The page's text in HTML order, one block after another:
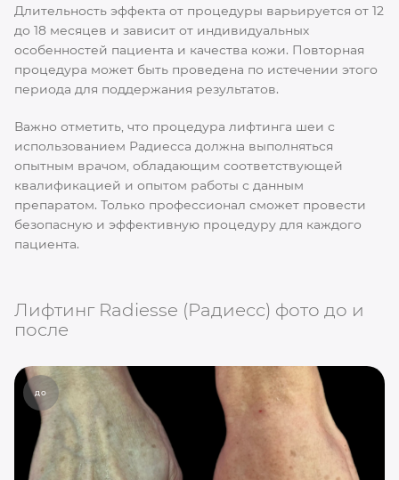
Длительность эффекта от процедуры варьируется от 12
до 18 месяцев и зависит от индивидуальных
особенностей пациента и качества кожи. Повторная
процедура может быть проведена по истечении этого
периода для поддержания результатов.
Важно отметить, что процедура лифтинга шеи с
использованием Радиесса должна выполняться
опытным врачом, обладающим соответствующей
квалификацией и опытом работы с данным
препаратом. Только профессионал сможет провести
безопасную и эффективную процедуру для каждого
пациента.
Лифтинг Radiesse (Радиесс) фото до и
после
до